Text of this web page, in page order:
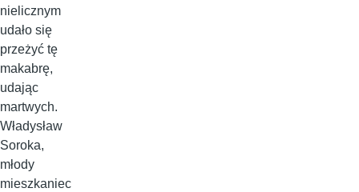
nielicznym
udało się
przeżyć tę
makabrę,
udając
martwych.
Władysław
Soroka,
młody
mieszkaniec